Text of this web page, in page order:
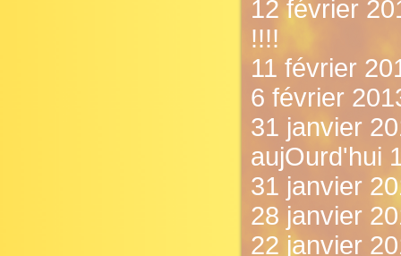
12 février
!!!!
11 février
6 février
31 janvier
aujOurd'hui
31 janvier
28 janvier
22 janvier